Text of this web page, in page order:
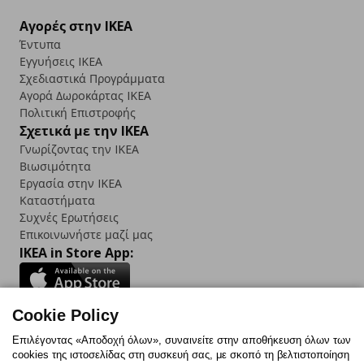
Αγορές στην IKEA
Έντυπα
Εγγυήσεις IKEA
Σχεδιαστικά Προγράμματα
Αγορά Δωρoκάρτας IKEA
Πολιτική Επιστροφής
Σχετικά με την IKEA
Γνωρίζοντας την IKEA
Βιωσιμότητα
Εργασία στην IKEA
Καταστήματα
Συχνές Ερωτήσεις
Επικοινωνήστε μαζί μας
IKEA in Store App:
Follow us:
Cookie Policy
Επιλέγοντας «Αποδοχή όλων», συναινείτε στην αποθήκευση όλων των
cookies της ιστοσελίδας στη συσκευή σας, με σκοπό τη βελτιστοποίηση